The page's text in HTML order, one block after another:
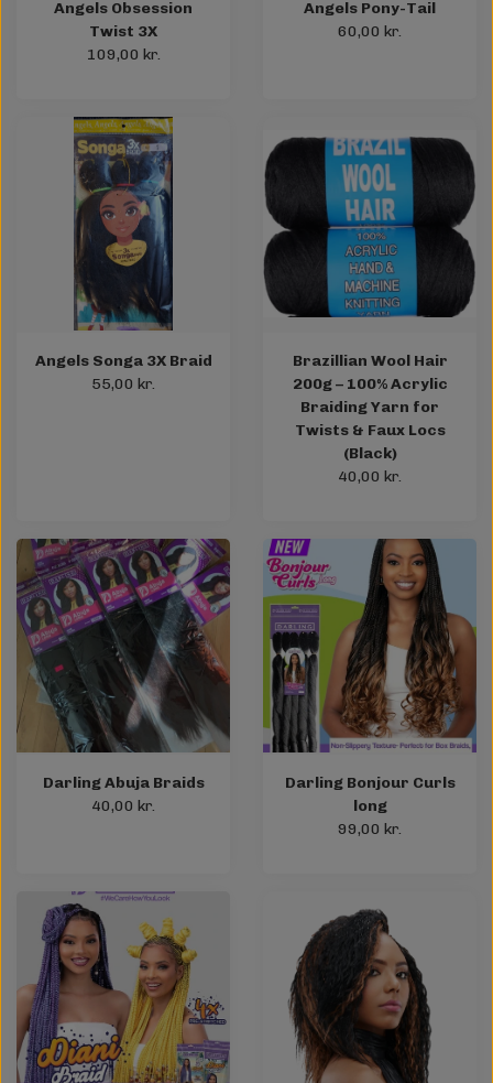
Angels Obsession
Twist 3X
109,00 kr.
Angels Pony-Tail
60,00 kr.
Angels Songa 3X Braid
55,00 kr.
Brazillian Wool Hair
200g – 100% Acrylic
Braiding Yarn for
Twists & Faux Locs
(Black)
40,00 kr.
Darling Abuja Braids
40,00 kr.
Darling Bonjour Curls
long
99,00 kr.